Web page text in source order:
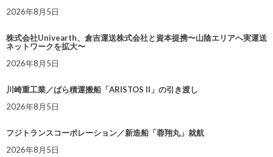
2026年8月5日
株式会社Univearth、倉吉運送株式会社と資本提携〜山陰エリアへ実運送
ネットワークを拡大〜
2026年8月5日
川崎重工業／ばら積運搬船「ARISTOS II」の引き渡し
2026年8月5日
フジトランスコーポレーション／新造船「蓉翔丸」就航
2026年8月5日